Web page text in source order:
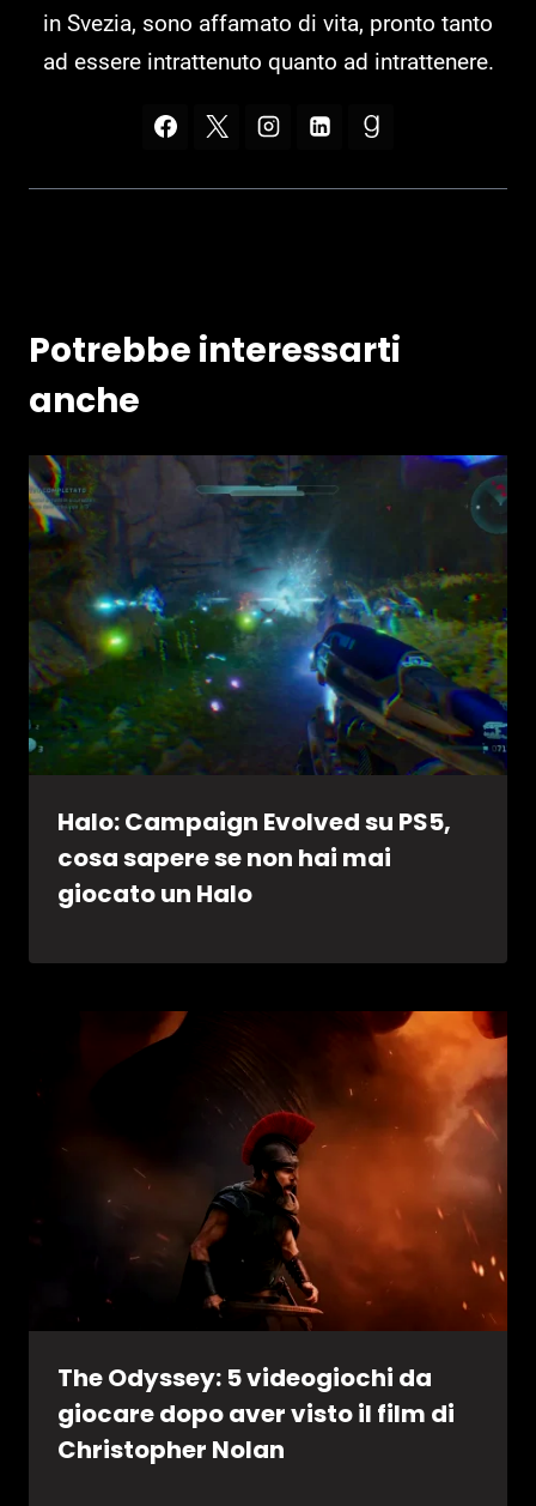
in Svezia, sono affamato di vita, pronto tanto
ad essere intrattenuto quanto ad intrattenere.
Potrebbe interessarti
anche
Halo: Campaign Evolved su PS5,
cosa sapere se non hai mai
giocato un Halo
The Odyssey: 5 videogiochi da
giocare dopo aver visto il film di
Christopher Nolan